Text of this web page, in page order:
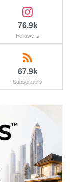
76.9k
Followers
67.9k
Subscribers